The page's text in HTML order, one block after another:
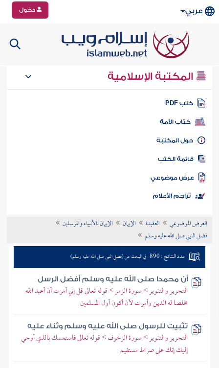
عربي دخول
المكتبة الإسلامية
كتب PDF
كتاب الأمة
المكتبة
الكتب
موضوعي
تراجم الأعلام
العرض الموضوعي العقيدة الإيمان
الإيمان بالأنبياء والمرسلين
فضل النبي صلى الله عليه وسلم
عدد النتائج : 890 في البحث عن (فضل النبي صلى الله عليه وسلم)
أن محمدا صلى الله عليه وسلم أفضل الرسل
التحرير والتنوير > سورة الزمر > قوله تعالى قل إني أمرت أن أعبد الله
مخلصا له الدين وأمرت لأن أكون أول المسلمين
تثبيت للرسول صلى الله عليه وسلم وثناء عليه
التحرير والتنوير > سورة الزخرف > قوله تعالى فاستمسك بالذي أوحي
إليك إنك على صراط مستقيم